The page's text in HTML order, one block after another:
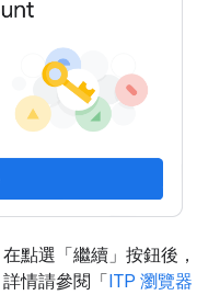
點選「繼續」按鈕後，
情請參閱「ITP 瀏覽器